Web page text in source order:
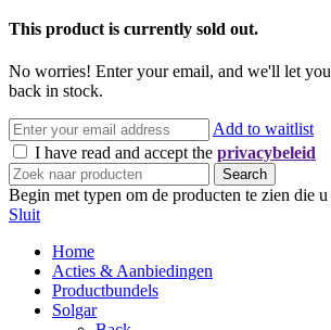
This product is currently sold out.
No worries! Enter your email, and we'll let
back in stock.
Add to waitlist
I have read and accept the privacybeleid
Search
Begin met typen om de producten te zien die u
Sluit
Home
Acties & Aanbiedingen
Productbundels
Solgar